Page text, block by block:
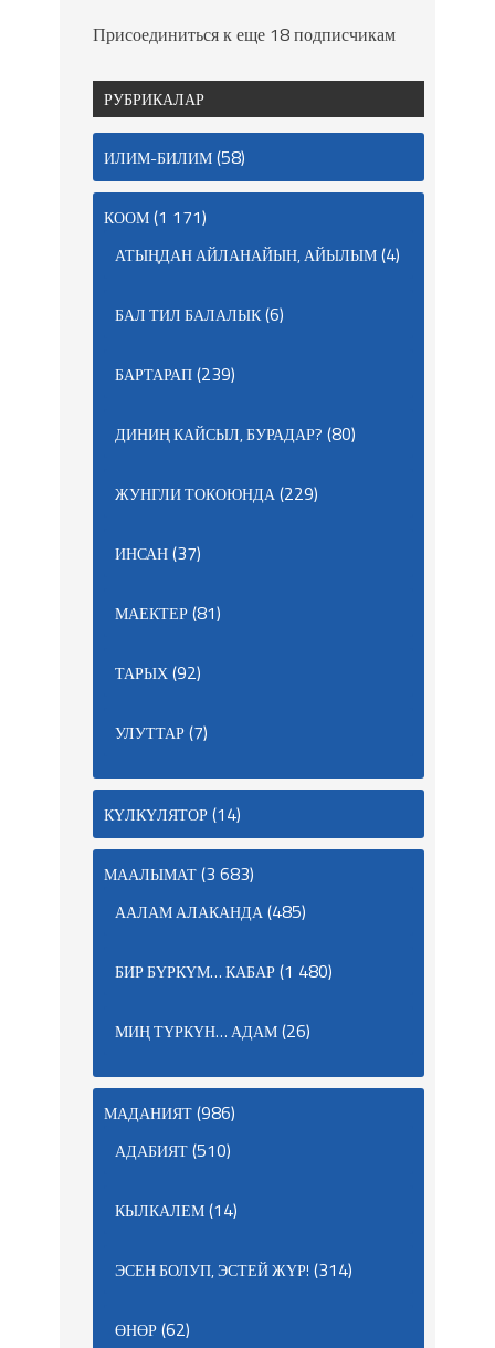
Присоединиться к еще 18 подписчикам
РУБРИКАЛАР
ИЛИМ-БИЛИМ(58)
КООМ(1 171)
АТЫҢДАН АЙЛАНАЙЫН, АЙЫЛЫМ(4)
БАЛ ТИЛ БАЛАЛЫК(6)
БАРТАРАП(239)
ДИНИҢ КАЙСЫЛ, БУРАДАР? (80)
ЖУНГЛИ ТОКОЮНДА(229)
ИНСАН(37)
МАЕКТЕР(81)
ТАРЫХ(92)
УЛУТТАР(7)
КҮЛКҮЛЯТОР(14)
МААЛЫМАТ(3 683)
ААЛАМ АЛАКАНДА(485)
БИР БҮРКҮМ… КАБАР(1 480)
МИҢ ТҮРКҮН… АДАМ(26)
МАДАНИЯТ(986)
АДАБИЯТ(510)
КЫЛКАЛЕМ(14)
ЭСЕН БОЛУП, ЭСТЕЙ ЖҮР! (314)
ӨНӨР(62)